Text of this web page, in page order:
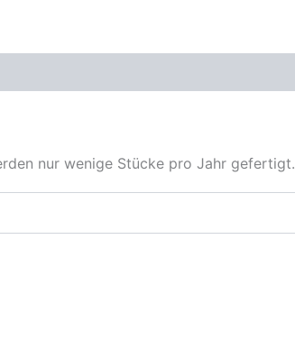
nur wenige Stücke pro Jahr gefertigt.